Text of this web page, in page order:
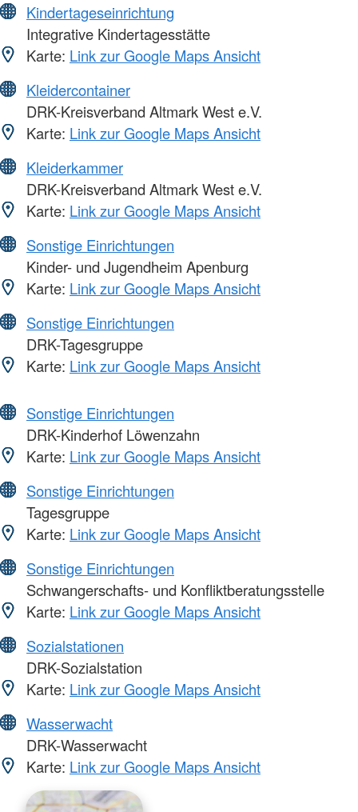
Kindertageseinrichtung
Integrative Kindertagesstätte
Karte: Link zur Google Maps Ansicht
Kleidercontainer
DRK-Kreisverband Altmark West e.V.
Karte: Link zur Google Maps Ansicht
Kleiderkammer
DRK-Kreisverband Altmark West e.V.
Karte: Link zur Google Maps Ansicht
Sonstige Einrichtungen
Kinder- und Jugendheim Apenburg
Karte: Link zur Google Maps Ansicht
Sonstige Einrichtungen
DRK-Tagesgruppe
Karte: Link zur Google Maps Ansicht
Sonstige Einrichtungen
DRK-Kinderhof Löwenzahn
Karte: Link zur Google Maps Ansicht
Sonstige Einrichtungen
Tagesgruppe
Karte: Link zur Google Maps Ansicht
Sonstige Einrichtungen
Schwangerschafts- und Konfliktberatungsstelle
Karte: Link zur Google Maps Ansicht
Sozialstationen
DRK-Sozialstation
Karte: Link zur Google Maps Ansicht
Wasserwacht
DRK-Wasserwacht
Karte: Link zur Google Maps Ansicht